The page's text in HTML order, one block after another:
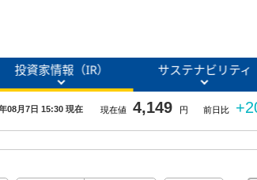
投資家情報（IR） サステナビリティ